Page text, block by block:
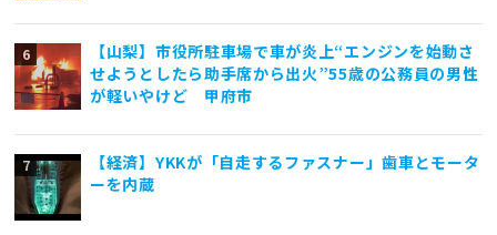
【山梨】市役所駐車場で車が炎上“エンジンを始動さ
せようとしたら助手席から出火”55歳の公務員の男性
が軽いやけど 甲府市
【経済】YKKが「自走するファスナー」歯車とモータ
ーを内蔵